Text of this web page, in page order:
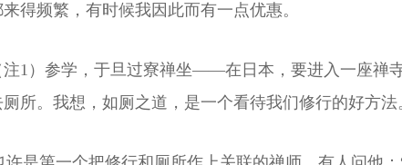
得频繁，有时候我因此而有一点优惠。
注1）参学，于旦过寮禅坐——在日本，要进入一座
所。我想，如厕之道，是一个看待我们修行的好方法